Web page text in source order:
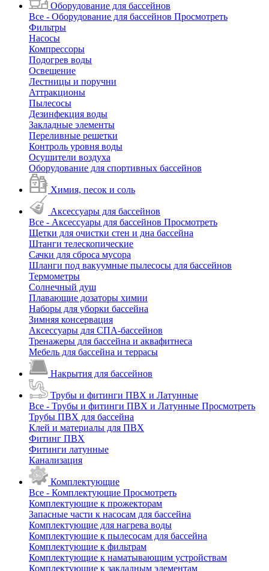
Оборудование для бассейнов
Все - Оборудование для бассейнов Просмотреть
Фильтры
Насосы
Компрессоры
Подогрев воды
Освещение
Лестницы и поручни
Аттракционы
Пылесосы
Дезинфекция воды
Закладные элементы
Переливные решетки
Контроль уровня воды
Осушители воздуха
Оборудование для спортивных бассейнов
Химия, песок и соль
Аксессуары для бассейнов
Все - Аксессуары для бассейнов Просмотреть
Щетки для очистки стен и дна бассейна
Штанги телескопические
Сачки для сброса мусора
Шланги под вакуумные пылесосы для бассейнов
Термометры
Солнечный душ
Плавающие дозаторы химии
Наборы для уборки бассейна
Зимняя консервация
Аксессуары для СПА-бассейнов
Тренажеры для бассейна и аквафитнеса
Мебель для бассейна и террасы
Накрытия для бассейнов
Трубы и фитинги ПВХ и Латунные
Все - Трубы и фитинги ПВХ и Латунные Просмотреть
Трубы ПВХ для бассейна
Клей и материалы для ПВХ
Фитинг ПВХ
Фитинги латунные
Канализация
Комплектующие
Все - Комплектующие Просмотреть
Комплектующие к прожекторам
Запасные части к насосам для бассейна
Комплектующие для нагрева воды
Комплектующие к пылесосам для бассейна
Комплектующие к фильтрам
Комплектующие к наматывающим устройствам
Комплектующие к закладным элементам